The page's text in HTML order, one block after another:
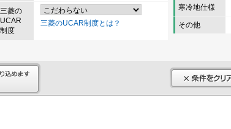
三菱の
UCAR
制度
三菱のUCAR制度とは？
寒冷地仕様
その他